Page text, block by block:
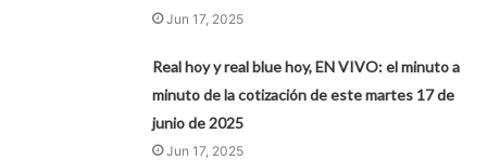
Jun 17, 2025
Real hoy y real blue hoy, EN VIVO: el minuto a
minuto de la cotización de este martes 17 de
junio de 2025
Jun 17, 2025